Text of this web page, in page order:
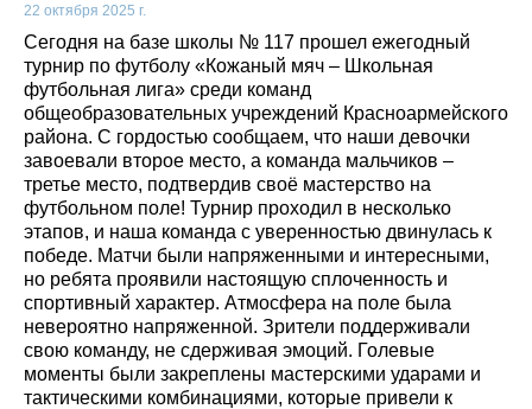
22 октября 2025 г.
Сегодня на базе школы № 117 прошел ежегодный
турнир по футболу «Кожаный мяч – Школьная
футбольная лига» среди команд
общеобразовательных учреждений Красноармейского
района. С гордостью сообщаем, что наши девочки
завоевали второе место, а команда мальчиков –
третье место, подтвердив своё мастерство на
футбольном поле! Турнир проходил в несколько
этапов, и наша команда с уверенностью двинулась к
победе. Матчи были напряженными и интересными,
но ребята проявили настоящую сплоченность и
спортивный характер. Атмосфера на поле была
невероятно напряженной. Зрители поддерживали
свою команду, не сдерживая эмоций. Голевые
моменты были закреплены мастерскими ударами и
тактическими комбинациями, которые привели к